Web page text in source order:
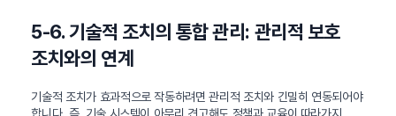
5-6. 기술적 조치의 통합 관리: 관리적 보호
조치와의 연계
기술적 조치가 효과적으로 작동하려면 관리적 조치와 긴밀히 연동되어야
합니다. 즉, 기술 시스템이 아무리 견고해도 정책과 교육이 따라가지